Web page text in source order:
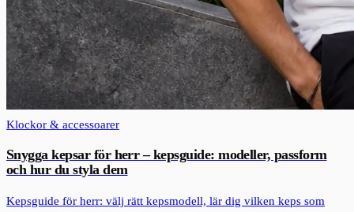
Klockor & accessoarer
Snygga kepsar för herr – kepsguide: modeller, passform
och hur du styla dem
Kepsguide för herr: välj rätt kepsmodell, lär dig vilken keps som